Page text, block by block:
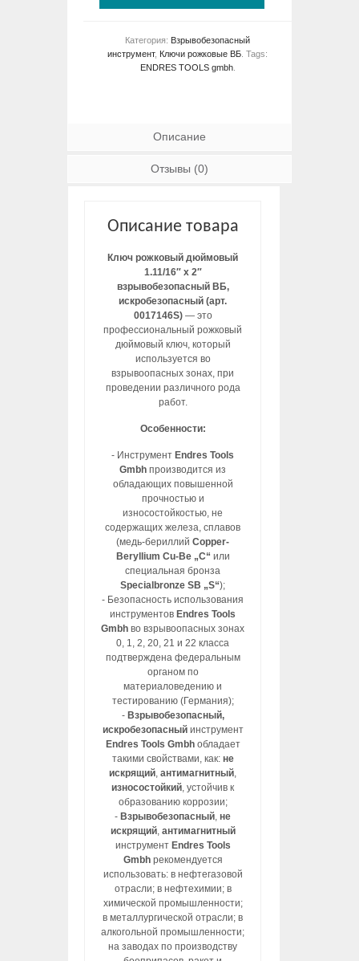
Категория: Взрывобезопасный
инструмент, Ключи рожковые ВБ Tags:
ENDRES TOOLS gmbh.
Описание
Отзывы (0)
Описание товара
Ключ рожковый дюймовый
1.11/16″ x 2″
взрывобезопасный ВБ,
искробезопасный (арт.
0017146S)— это
профессиональный рожковый
дюймовый ключ, который
используется во
взрывоопасных зонах, при
проведении различного рода
работ.
Особенности:
- Инструмент Endres Tools
Gmbh производится из
обладающих повышенной
прочностью и
износостойкостью, не
содержащих железа, сплавов
(медь-бериллийCopper-
Beryllium Cu-Be „C“ или
специальная бронза
Specialbronze SB „S“);
- Безопасность использования
инструментов Endres Tools
Gmbh во взрывоопасных зонах
0, 1, 2, 20, 21 и 22 класса
подтверждена федеральным
органом по
материаловедению и
тестированию (Германия);
- Взрывобезопасный,
искробезопасныйинструмент
Endres Tools Gmbhобладает
такими свойствами, как: не
искрящий,антимагнитный,
износостойкий, устойчив к
образованию коррозии;
- Взрывобезопасный,не
искрящий, антимагнитный
инструмент Endres Tools
Gmbhрекомендуется
использовать: в нефтегазовой
отрасли; в нефтехимии; в
химической промышленности;
в металлургической отрасли; в
алкогольной промышленности;
на заводах по производству